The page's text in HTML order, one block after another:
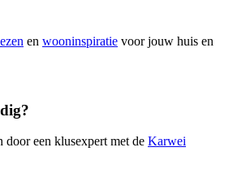
en wooninspiratie voor jouw huis en
een klusexpert met de Karwei